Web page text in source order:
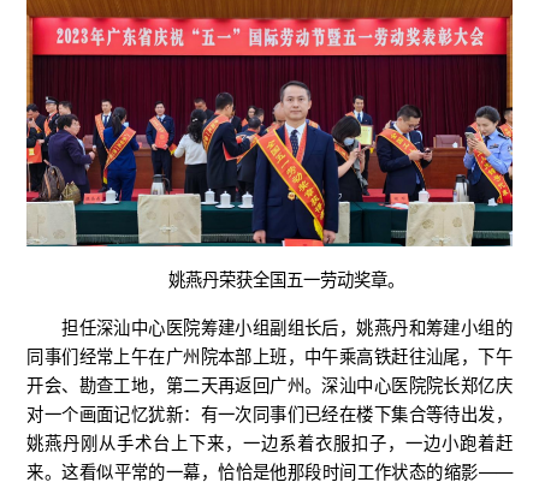
姚燕丹荣获全国五一劳动奖章。
担任深汕中心医院筹建小组副组长后，姚燕丹和筹建小组的
同事们经常上午在广州院本部上班，中午乘高铁赶往汕尾，下午
开会、勘查工地，第二天再返回广州。深汕中心医院院长郑亿庆
对一个画面记忆犹新：有一次同事们已经在楼下集合等待出发，
姚燕丹刚从手术台上下来，一边系着衣服扣子，一边小跑着赶
来。这看似平常的一幕，恰恰是他那段时间工作状态的缩影——